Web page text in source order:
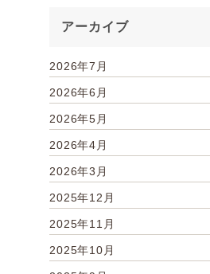
アーカイブ
2026年7月
2026年6月
2026年5月
2026年4月
2026年3月
2025年12月
2025年11月
2025年10月